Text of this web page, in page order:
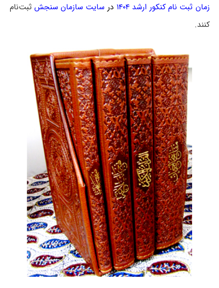
زمان ثبت نام کنکور ارشد ۱۴۰۴
در سایت سازمان سنجش ثبت‌نام
کنند.